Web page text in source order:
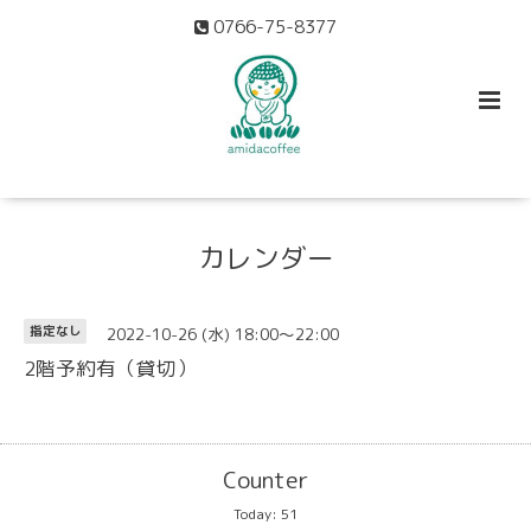
0766-75-8377
カレンダー
指定なし 2022-10-26 (水) 18:00～22:00
2階予約有（貸切）
Counter
Today: 51